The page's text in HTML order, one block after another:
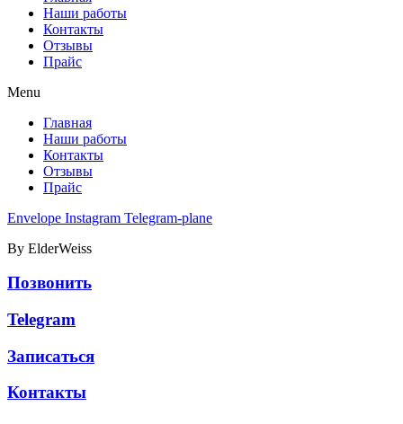
Наши работы
Контакты
Отзывы
Прайс
Menu
Главная
Наши работы
Контакты
Отзывы
Прайс
Envelope Instagram Telegram-plane
By ElderWeiss
Позвонить
Telegram
Записаться
Контакты